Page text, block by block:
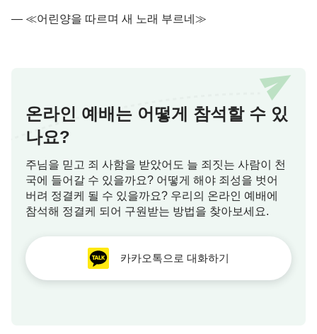
― ≪어린양을 따르며 새 노래 부르네≫
온라인 예배는 어떻게 참석할 수 있
나요?
주님을 믿고 죄 사함을 받았어도 늘 죄짓는 사람이 천
국에 들어갈 수 있을까요? 어떻게 해야 죄성을 벗어
버려 정결케 될 수 있을까요? 우리의 온라인 예배에
참석해 정결케 되어 구원받는 방법을 찾아보세요.
카카오톡으로 대화하기